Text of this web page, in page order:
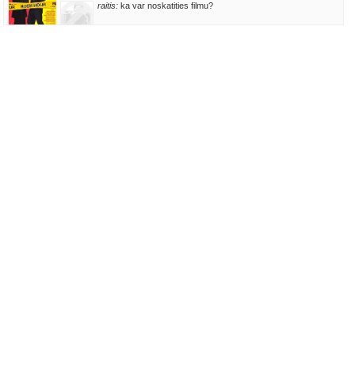
raitis: ka var noskatities filmu?